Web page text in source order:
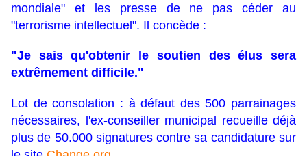
mondiale" et les presse de ne pas céder au
"terrorisme intellectuel". Il concède :
"Je sais qu'obtenir le soutien des élus sera
extrêmement difficile."
Lot de consolation : à défaut des 500 parrainages
nécessaires, l'ex-conseiller municipal recueille déjà
plus de 50.000 signatures contre sa candidature sur